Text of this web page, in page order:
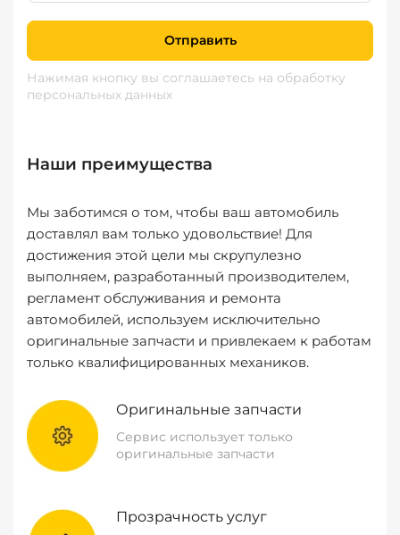
Отправить
Нажимая кнопку вы соглашаетесь на обработку
персональных данных
Наши преимущества
Мы заботимся о том, чтобы ваш автомобиль
доставлял вам только удовольствие! Для
достижения этой цели мы скрупулезно
выполняем, разработанный производителем,
регламент обслуживания и ремонта
автомобилей, используем исключительно
оригинальные запчасти и привлекаем к работам
только квалифицированных механиков.
Оригинальные запчасти
Сервис использует только
оригинальные запчасти
Прозрачность услуг